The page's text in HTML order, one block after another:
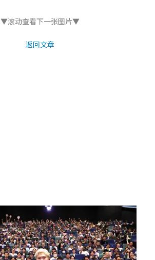
▼滚动查看下一张图片▼
返回文章